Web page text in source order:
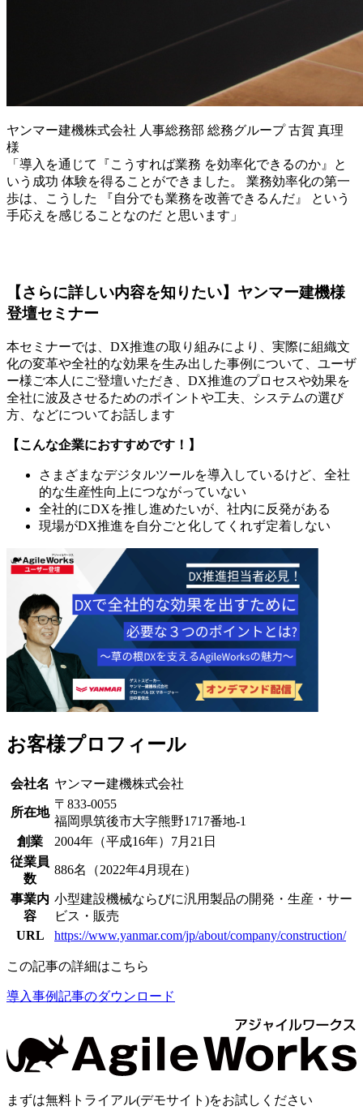
ヤンマー建機株式会社 人事総務部 総務グループ 古賀 真理
様
「導入を通じて『こうすれば業務 を効率化できるのか』と
いう成功 体験を得ることができました。 業務効率化の第一
歩は、こうした 『自分でも業務を改善できるんだ』 という
手応えを感じることなのだ と思います」
【さらに詳しい内容を知りたい】ヤンマー建機様
登壇セミナー
本セミナーでは、DX推進の取り組みにより、実際に組織文
化の変革や全社的な効果を生み出した事例について、ユーザ
ー様ご本人にご登壇いただき、DX推進のプロセスや効果を
全社に波及させるためのポイントや工夫、システムの選び
方、などについてお話します
【こんな企業におすすめです！】
さまざまなデジタルツールを導入しているけど、全社
的な生産性向上につながっていない
全社的にDXを推し進めたいが、社内に反発がある
現場がDX推進を自分ごと化してくれず定着しない
お客様プロフィール
会社名 ヤンマー建機株式会社
所在地
〒833-0055
福岡県筑後市大字熊野1717番地-1
創業
2004年（平成16年）7月21日
従業員
数
886名（2022年4月現在）
事業内
容
小型建設機械ならびに汎用製品の開発・生産・サー
ビス・販売
URL
https://www.yanmar.com/jp/about/company/construction/
この記事の詳細はこちら
導入事例記事のダウンロード
まずは無料トライアル(デモサイト)をお試しください